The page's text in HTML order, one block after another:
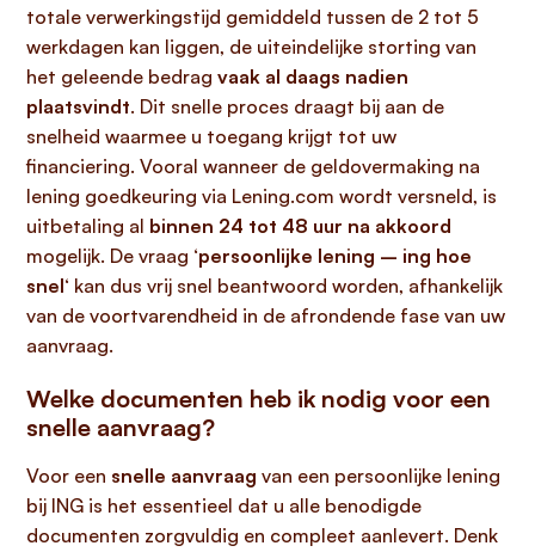
totale verwerkingstijd gemiddeld tussen de 2 tot 5
werkdagen kan liggen, de uiteindelijke storting van
het geleende bedrag vaak al daags nadien
plaatsvindt. Dit snelle proces draagt bij aan de
snelheid waarmee u toegang krijgt tot uw
financiering. Vooral wanneer de geldovermaking na
lening goedkeuring via Lening.com wordt versneld, is
uitbetaling al binnen 24 tot 48 uur na akkoord
mogelijk. De vraag ‘persoonlijke lening – ing hoe
snel‘ kan dus vrij snel beantwoord worden, afhankelijk
van de voortvarendheid in de afrondende fase van uw
aanvraag.
Welke documenten heb ik nodig voor een
snelle aanvraag?
Voor een snelle aanvraag van een persoonlijke lening
bij ING is het essentieel dat u alle benodigde
documenten zorgvuldig en compleet aanlevert. Denk